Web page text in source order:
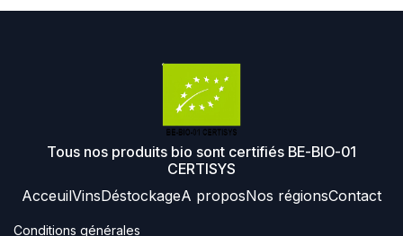
Tous nos produits bio sont certifiés BE-BIO-01
CERTISYS
AcceuilVinsDéstockageA proposNos régionsContact
Conditions générales